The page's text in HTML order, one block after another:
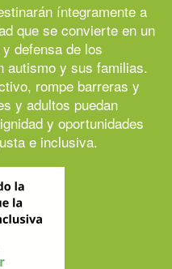
íntegramente a
que se convierte en un
defensa de los
autismo y sus familias.
rompe barreras y
y adultos puedan
y oportunidades
e inclusiva.